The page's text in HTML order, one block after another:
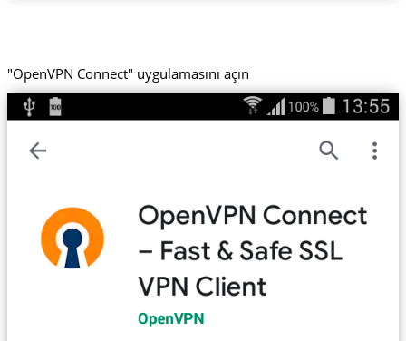
"OpenVPN Connect" uygulamasını açın